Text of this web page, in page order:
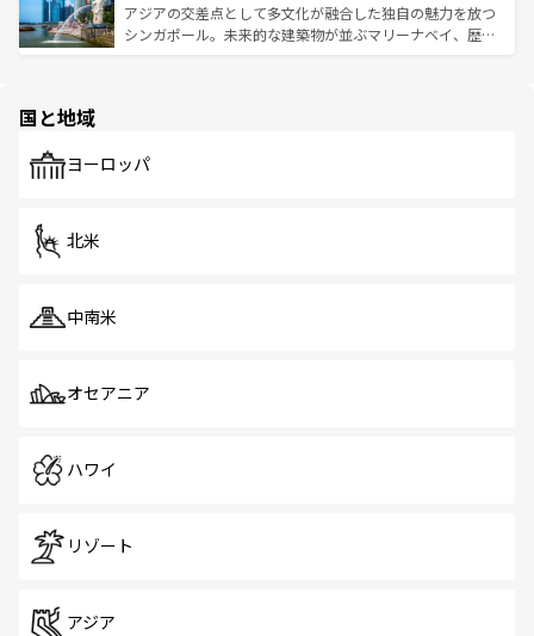
が待っている。親しみやすいタイの人々、仏教を中心とし
た文化、そして多様な観光資源が、訪れる旅人を魅了し続
ており、効率よく見どころを回れるのも魅力。息をのむよ
うな絶景から文化的な体験まで、香港を存分に楽しみ尽く
アジアの交差点として多文化が融合した独自の魅力を放つ
シンガポール。未来的な建築物が並ぶマリーナベイ、歴史
で、ホーカーズは地元の風情を楽しめる外せないスポット
国と地域
ヨーロッパ
北米
中南米
オセアニア
ハワイ
リゾート
アジア